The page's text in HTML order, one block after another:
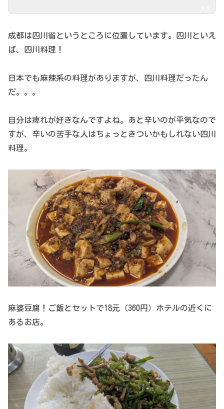
成都は四川省というところに位置しています。四川といえ
ば、四川料理！
日本でも麻辣系の料理がありますが、四川料理だったん
だ。。。
自分は痺れが好きなんですよね。あと辛いのが平気なので
すが、辛いの苦手な人はちょっときついかもしれない四川
料理。
麻婆豆腐！ご飯とセットで18元（360円）ホテルの近くに
あるお店。